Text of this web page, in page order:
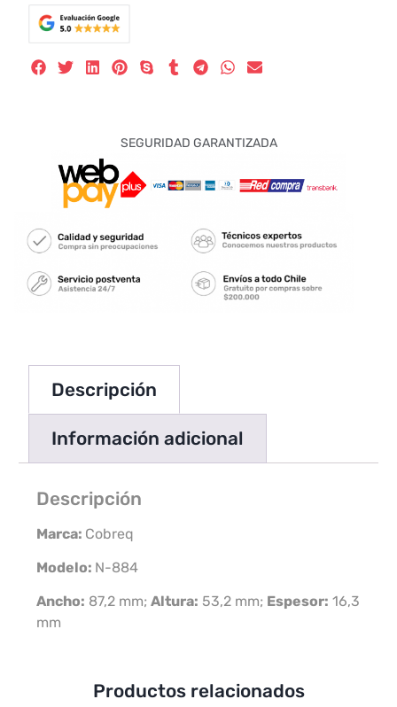
SEGURIDAD GARANTIZADA
Descripción
Información adicional
Descripción
Marca: Cobreq
Modelo: N-884
Ancho: 87,2 mm; Altura: 53,2 mm; Espesor: 16,3
mm
Productos relacionados